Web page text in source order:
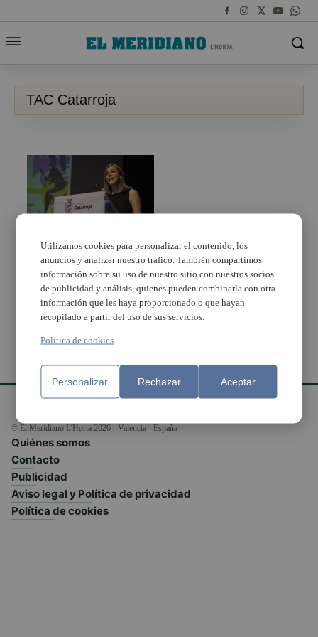
TAC Catarroja
El TAC de Catarroja
reprendrà la seua oferta
cultural amb ‘Croma’
© El Meridiano L'Horta 2026 - Valencia - España
Quiénes somos
Contacto
Publicidad
Aviso legal y Política de privacidad
Política de cookies
Utilizamos cookies para personalizar el contenido, los
anuncios y analizar nuestro tráfico. También compartimos
información sobre su uso de nuestro sitio con nuestros socios
de publicidad y análisis, quienes pueden combinarla con otra
información que les haya proporcionado o que hayan
recopilado a partir del uso de sus servicios.
Política de cookies
Personalizar Rechazar Aceptar